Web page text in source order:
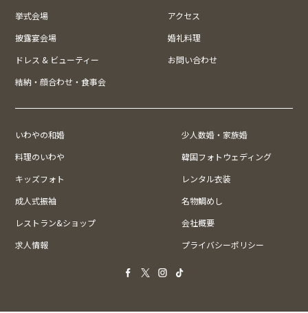
挙式会場
アクセス
披露宴会場
婚礼料理
ドレス & ビューティー
お問い合わせ
結納・顔合わせ・食事会
いわやの和婚
少人数婚・家族婚
料理のいわや
韓国フォトウェディング
キッズフォト
レンタル衣装
成人式振袖
名物鯛めし
レストラン&ショップ
会社概要
求人情報
プライバシーポリシー